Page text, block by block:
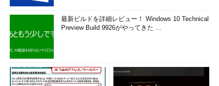
最新ビルドを詳細レビュー！ Windows 10 Technical
Preview Build 9926がやってきた ...